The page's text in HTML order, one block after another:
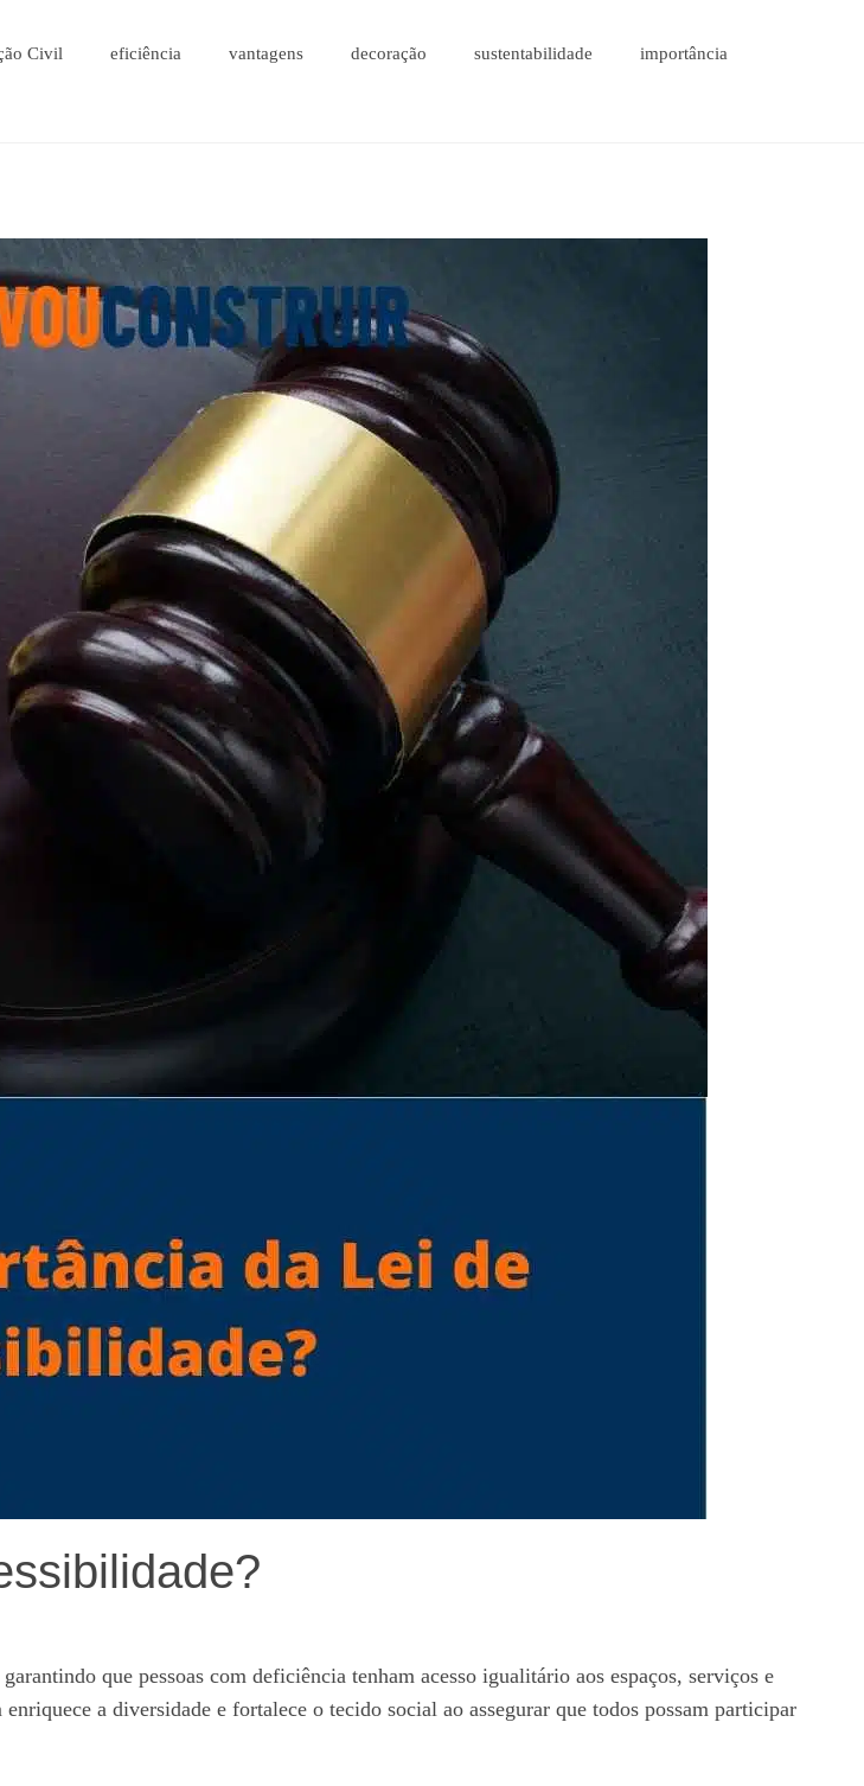
Civil eficiência vantagens decoração sustentabilidade importância
que pessoas com deficiência tenham acesso igualitário aos espaços, serviços e
a diversidade e fortalece o tecido social ao assegurar que todos possam participar